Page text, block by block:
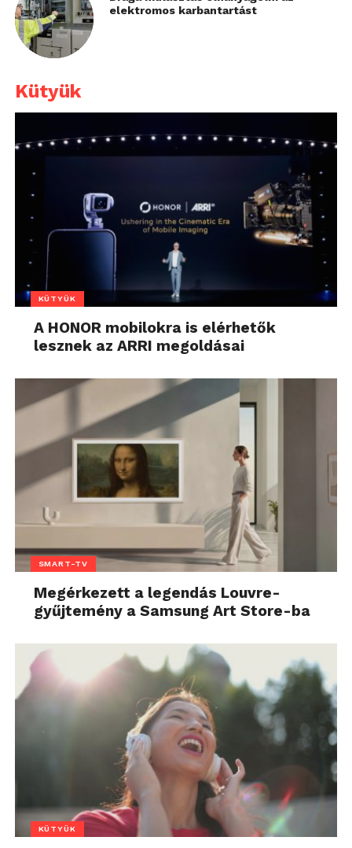
elektromos karbantartást
Kütyük
KÜTYÜK
A HONOR mobilokra is elérhetők
lesznek az ARRI megoldásai
SMART-TV
Megérkezett a legendás Louvre-
gyűjtemény a Samsung Art Store-ba
KÜTYÜK